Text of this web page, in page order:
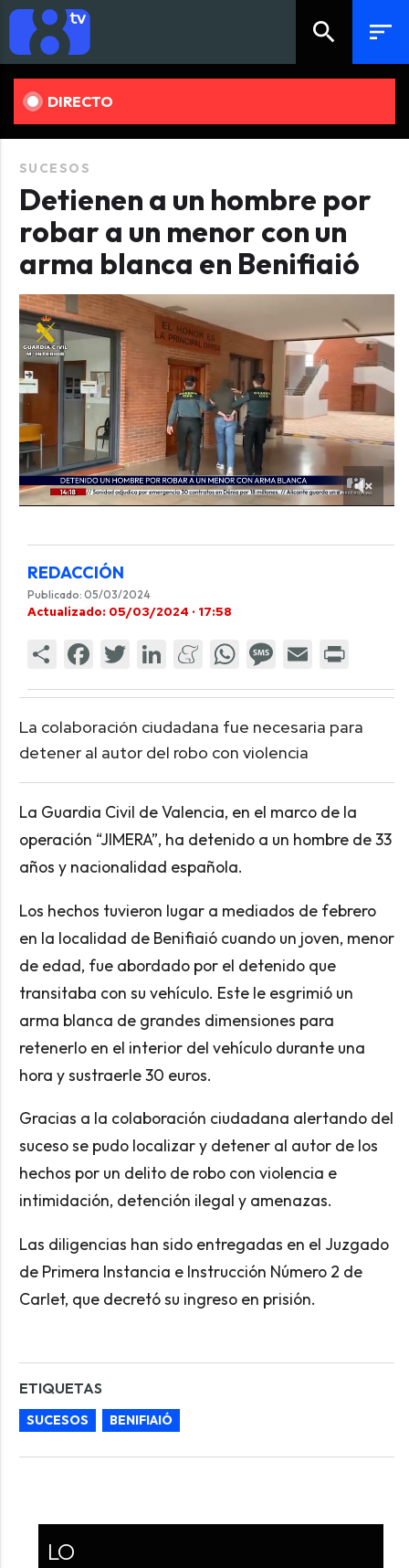
search sort
DIRECTO
SUCESOS
Detienen a un hombre por
robar a un menor con un
arma blanca en Benifiaió
REDACCIÓN
Publicado: 05/03/2024
Actualizado: 05/03/2024 · 17:58
La colaboración ciudadana fue necesaria para
detener al autor del robo con violencia
La Guardia Civil de Valencia, en el marco de la
operación “JIMERA”, ha detenido a un hombre de 33
años y nacionalidad española.
Los hechos tuvieron lugar a mediados de febrero
en la localidad de Benifiaió cuando un joven, menor
de edad, fue abordado por el detenido que
transitaba con su vehículo. Este le esgrimió un
arma blanca de grandes dimensiones para
retenerlo en el interior del vehículo durante una
hora y sustraerle 30 euros.
Gracias a la colaboración ciudadana alertando del
suceso se pudo localizar y detener al autor de los
hechos por un delito de robo con violencia e
intimidación, detención ilegal y amenazas.
Las diligencias han sido entregadas en el Juzgado
de Primera Instancia e Instrucción Número 2 de
Carlet, que decretó su ingreso en prisión.
ETIQUETAS
SUCESOS BENIFIAIÓ
LO